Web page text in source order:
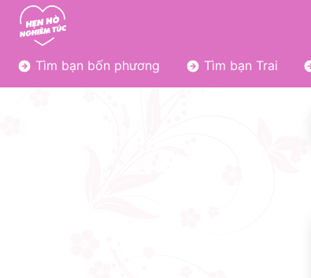
Tìm bạn bốn phương Tìm bạn Trai